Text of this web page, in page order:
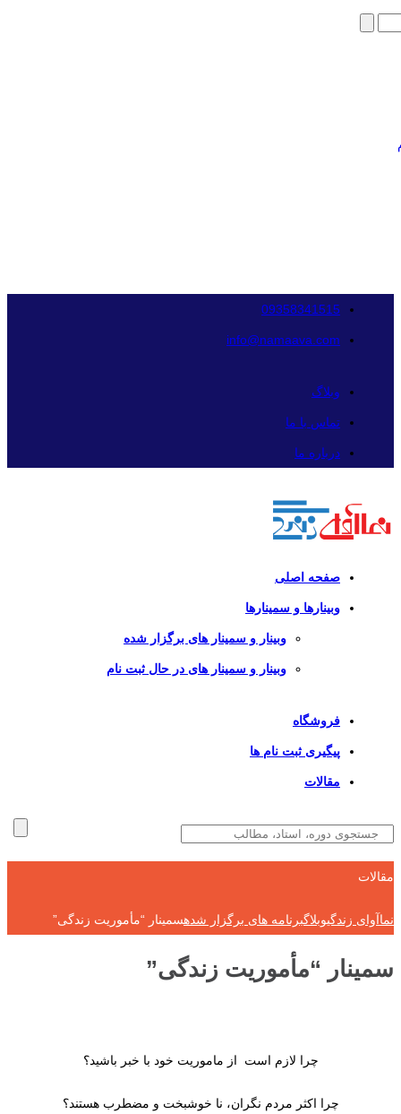
09358341515
info@namaava.com
وبلاگ
تماس با ما
درباره ما
صفحه اصلی
وبینارها و سمینارها
وبینار و سمینار های برگزار شده
وبینار و سمینار های در حال ثبت نام
فروشگاه
پیگیری ثبت نام ها
مقالات
مقالات
نماآوای زندگیوبلاگبرنامه های برگزار شدهسمینار “مأموریت زندگی”
سمینار “مأموریت زندگی”
چرا لازم است از ماموریت خود با خبر باشید؟
چرا اکثر مردم نگران، نا خوشبخت و مضطرب هستند؟